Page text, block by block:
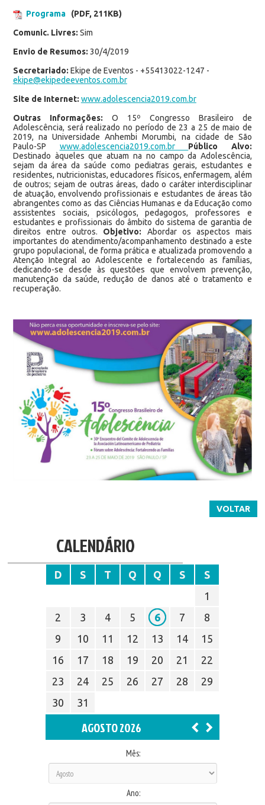
Programa
(PDF, 211KB)
Comunic. Livres: Sim
Envio de Resumos: 30/4/2019
Secretariado: Ekipe de Eventos - +55413022-1247 -
ekipe@ekipedeeventos.com.br
Site de Internet: www.adolescencia2019.com.br
Outras Informações: O 15º Congresso Brasileiro de
Adolescência, será realizado no período de 23 a 25 de maio de
2019, na Universidade Anhembi Morumbi, na cidade de São
Paulo-SP www.adolescencia2019.com.br Público Alvo:
Destinado àqueles que atuam na no campo da Adolescência,
sejam da área da saúde como pediatras gerais, estudantes e
residentes, nutricionistas, educadores físicos, enfermagem, além
de outros; sejam de outras áreas, dado o caráter interdisciplinar
de atuação, envolvendo profissionais e estudantes de áreas tão
abrangentes como as das Ciências Humanas e da Educação como
assistentes sociais, psicólogos, pedagogos, professores e
estudantes e profissionais do âmbito do sistema de garantia de
direitos entre outros. Objetivo: Abordar os aspectos mais
importantes do atendimento/acompanhamento destinado a este
grupo populacional, de forma prática e atualizada promovendo a
Atenção Integral ao Adolescente e fortalecendo as famílias,
dedicando-se desde às questões que envolvem prevenção,
manutenção da saúde, redução de danos até o tratamento e
recuperação.
VOLTAR
CALENDÁRIO
D S T Q Q S
S
1
2
3 4 5 6 7
8
9
10 11 12 13 14
15
16
17 18 19 20 21
22
23
24 25 26 27 28
29
30
31
AGOSTO 2026
Mês:
Ano: